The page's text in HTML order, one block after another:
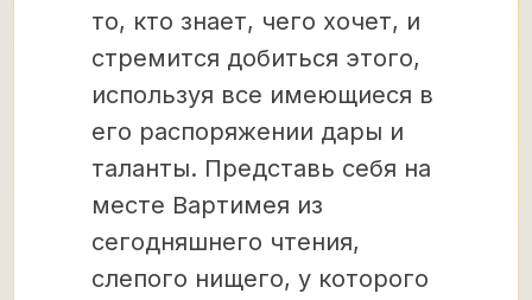
то, кто знает, чего хочет, и
стремится добиться этого,
используя все имеющиеся в
его распоряжении дары и
таланты. Представь себя на
месте Вартимея из
сегодняшнего чтения,
слепого нищего, у которого